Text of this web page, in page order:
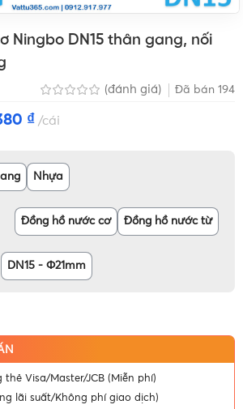
Ningbo DN15 thân gang, nối
(đánh giá) Đã bán 194
₫ cái
Nhựa
Đồng hồ nước cơ Đồng hồ nước từ
DN15 - Φ21mm
Visa/Master/JCB (Miễn phí)
lãi suất/Không phí giao dịch)